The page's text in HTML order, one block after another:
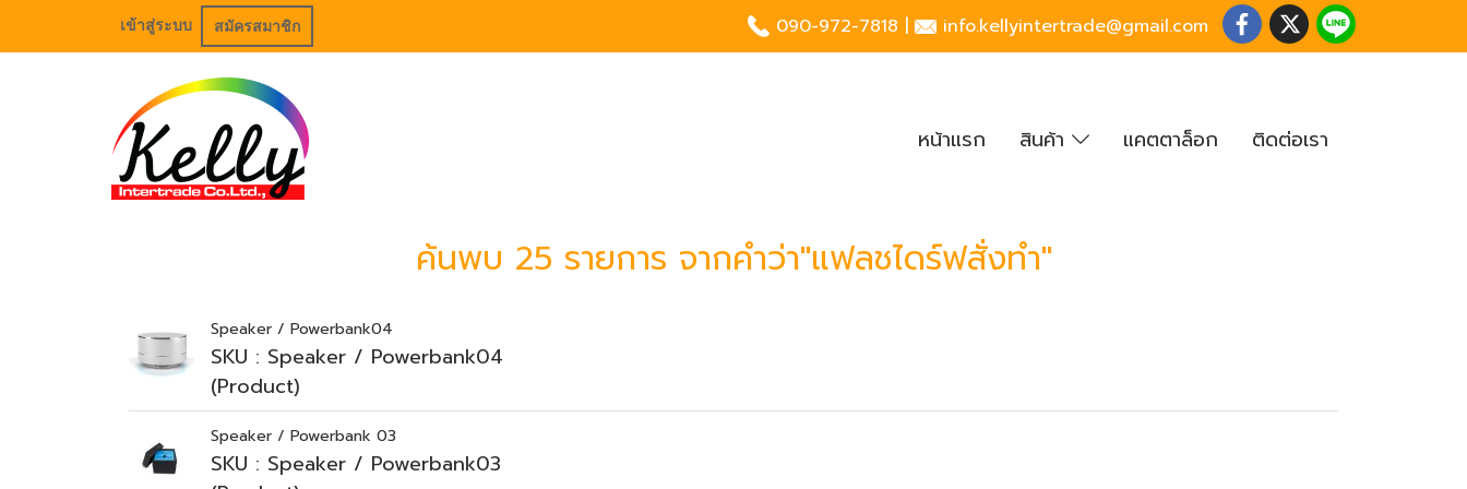
เข้าสู่ระบบ สมัครสมาชิก 090-972-7818 | info.kellyintertrade@gmail.com
หน้าแรก สินค้า แคตตาล็อก ติดต่อเรา
ค้นพบ 25 รายการ จากคำว่า"แฟลชไดร์ฟสั่งทำ"
Speaker / Powerbank04
SKU : Speaker / Powerbank04
(Product)
Speaker / Powerbank 03
SKU : Speaker / Powerbank03